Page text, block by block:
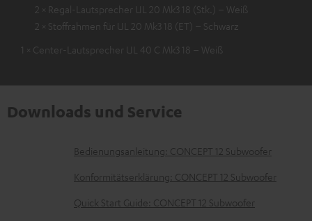
2 × Regal-Lautsprecher UL 20 Mk3 18 (Stk.) – Weiß
2 × Stoffrahmen für UL 20 Mk3 18 (ET) – Schwarz
1 × Center-Lautsprecher UL 40 C Mk3 18 – Weiß
Downloads und Service
D
o
Bedienungsanleitung: CONCEPT 12 Subwoofer
Konformitätserklärung: CONCEPT 12 Subwoofer
Quick Start Guide: CONCEPT 12 Subwoofer